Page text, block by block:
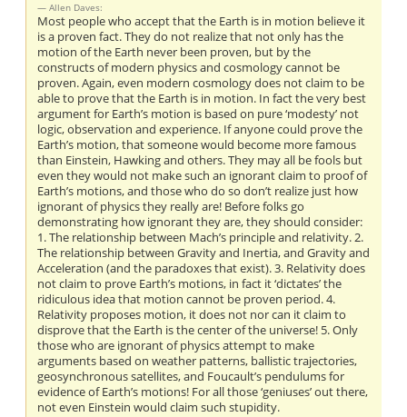
Allen Daves:
Most people who accept that the Earth is in motion believe it
is a proven fact. They do not realize that not only has the
motion of the Earth never been proven, but by the
constructs of modern physics and cosmology cannot be
proven. Again, even modern cosmology does not claim to be
able to prove that the Earth is in motion. In fact the very best
argument for Earth’s motion is based on pure ‘modesty’ not
logic, observation and experience. If anyone could prove the
Earth’s motion, that someone would become more famous
than Einstein, Hawking and others. They may all be fools but
even they would not make such an ignorant claim to proof of
Earth’s motions, and those who do so don’t realize just how
ignorant of physics they really are! Before folks go
demonstrating how ignorant they are, they should consider:
1. The relationship between Mach’s principle and relativity. 2.
The relationship between Gravity and Inertia, and Gravity and
Acceleration (and the paradoxes that exist). 3. Relativity does
not claim to prove Earth’s motions, in fact it ‘dictates’ the
ridiculous idea that motion cannot be proven period. 4.
Relativity proposes motion, it does not nor can it claim to
disprove that the Earth is the center of the universe! 5. Only
those who are ignorant of physics attempt to make
arguments based on weather patterns, ballistic trajectories,
geosynchronous satellites, and Foucault’s pendulums for
evidence of Earth’s motions! For all those ‘geniuses’ out there,
not even Einstein would claim such stupidity.